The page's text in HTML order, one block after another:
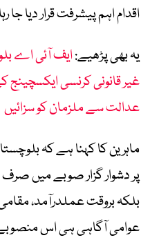
اقدام اہم پیشرفت قرار دیا جا
یہ بھی پڑھیے:ایف آئی اے
غیر قانونی کرنسی
عدالت سے ملزمان کو سزائیں
ماہرین کا کہنا ہے کہ
پر دشوار گزار صوبے میں
بلکہ بروقت عملدرآمد، مقامی
عوامی آگاہی ہی اس